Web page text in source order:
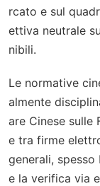
rcato e sul
ettiva neutrale
nibili.
Le normative
almente
are Cinese sulle
e tra firme
generali,
e la verifica via